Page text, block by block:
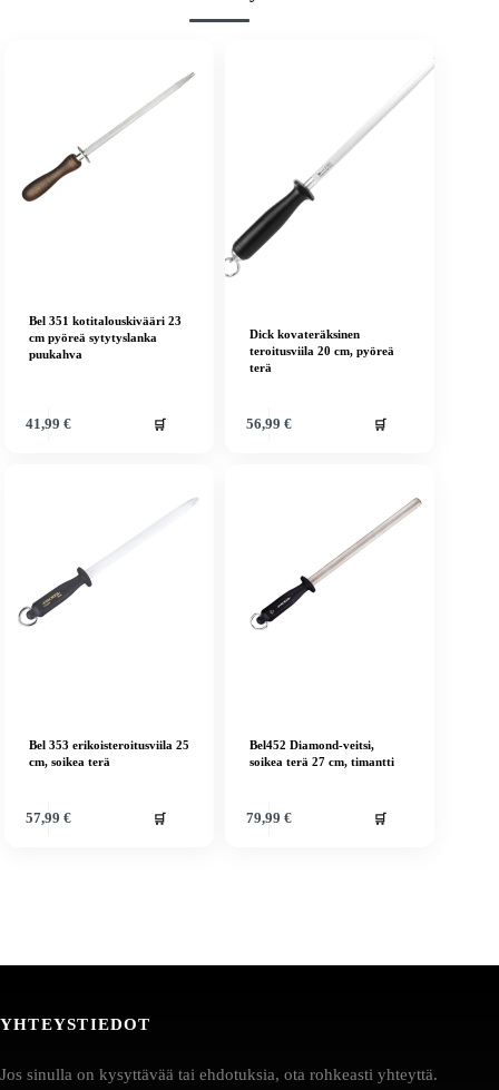
Bel 351 kotitalouskivääri 23
cm pyöreä sytytyslanka
puukahva
41,99 € 🛒
Dick kovateräksinen
teroitusviila 20 cm, pyöreä
terä
56,99 € 🛒
Bel 353 erikoisteroitusviila 25
cm, soikea terä
57,99 € 🛒
Bel452 Diamond-veitsi,
soikea terä 27 cm, timantti
79,99 € 🛒
YHTEYSTIEDOT
Jos sinulla on kysyttävää tai ehdotuksia, ota rohkeasti yhteyttä.